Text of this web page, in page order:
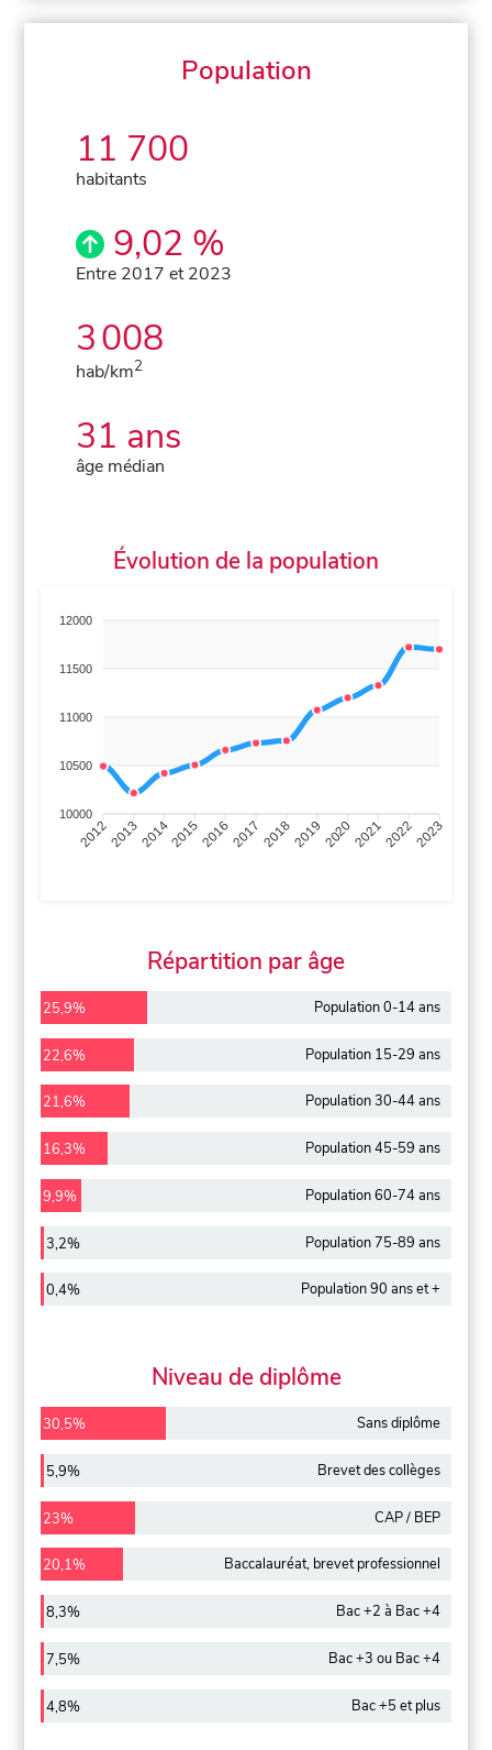
Population
11 700
habitants
9,02 %
Entre 2017 et 2023
3 008
hab/km2
31 ans
âge médian
Évolution de la population
12000
11500
11000
10500
10000
201220132014201520162017 201820192020202120222023
Répartition par âge
25,9% Population 0-14 ans
22,6% Population 15-29 ans
21,6% Population 30-44 ans
16,3% Population 45-59 ans
9,9% Population 60-74 ans
3,2% Population 75-89 ans
0,4% Population 90 ans et +
Niveau de diplôme
30,5% Sans diplôme
5,9% Brevet des collèges
23% CAP / BEP
20,1% Baccalauréat, brevet professionnel
8,3% Bac +2 à Bac +4
7,5% Bac +3 ou Bac +4
4,8% Bac +5 et plus